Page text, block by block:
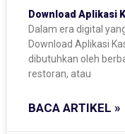
Download Aplikasi
Dalam era digital
Download Aplikasi
dibutuhkan oleh
restoran, atau
BACA ARTIKEL »